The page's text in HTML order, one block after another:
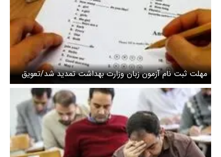
مهلت ثبت نام آزمون زبان وزارت بهداشت تمدید شد/تعویق
زمان برگزاری آزمون